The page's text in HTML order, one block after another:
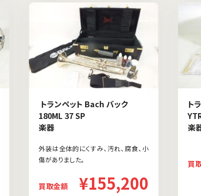
トランペット Bach バック
180ML 37 SP
楽器
外装は全体的にくすみ、汚れ、腐食、小
傷がありました。
買取金額 ¥155,200
ト
楽
買